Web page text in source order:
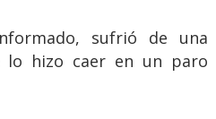
sufrió de una
lo hizo caer en un paro